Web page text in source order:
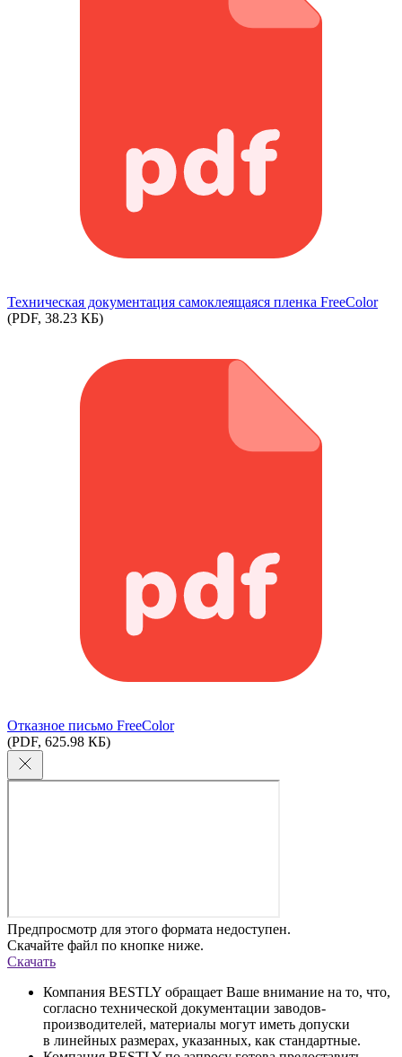
Техническая документация самоклеящаяся пленка FreeColor
(PDF, 38.23 КБ)
Отказное письмо FreeColor
(PDF, 625.98 КБ)
Предпросмотр для этого формата недоступен.
Скачайте файл по кнопке ниже.
Скачать
Компания BESTLY обращает Ваше внимание на то, что,
согласно технической документации заводов-
производителей, материалы могут иметь допуски
в линейных размерах, указанных, как стандартные.